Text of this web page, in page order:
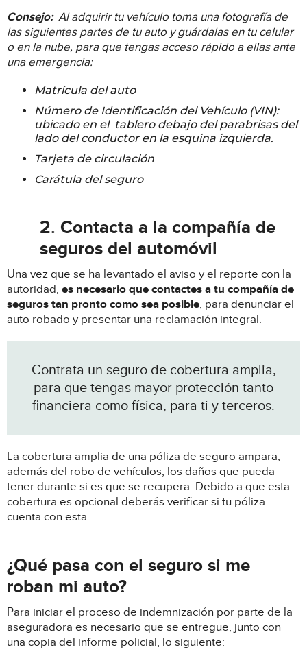
Consejo: Al adquirir tu vehículo toma una fotografía de
las siguientes partes de tu auto y guárdalas en tu celular
o en la nube, para que tengas acceso rápido a ellas ante
una emergencia:
Matrícula del auto
Número de Identificación del Vehículo (VIN):
ubicado en el tablero debajo del parabrisas del
lado del conductor en la esquina izquierda.
Tarjeta de circulación
Carátula del seguro
2. Contacta a la compañía de
seguros del automóvil
Una vez que se ha levantado el aviso y el reporte con la
autoridad, es necesario que contactes a tu compañía de
seguros tan pronto como sea posible, para denunciar el
auto robado y presentar una reclamación integral.
Contrata un seguro de cobertura amplia,
para que tengas mayor protección tanto
financiera como física, para ti y terceros.
La cobertura amplia de una póliza de seguro ampara,
además del robo de vehículos, los daños que pueda
tener durante si es que se recupera. Debido a que esta
cobertura es opcional deberás verificar si tu póliza
cuenta con esta.
¿Qué pasa con el seguro si me
roban mi auto?
Para iniciar el proceso de indemnización por parte de la
aseguradora es necesario que se entregue, junto con
una copia del informe policial, lo siguiente: